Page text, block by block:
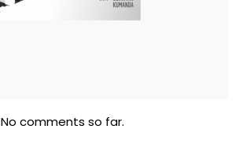
No comments so far.